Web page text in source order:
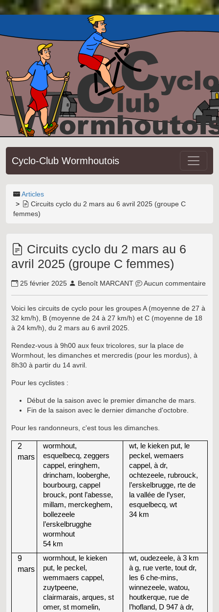
Cyclo-Club Wormhoutois
Articles
Circuits cyclo du 2 mars au 6 avril 2025 (groupe C
femmes)
Circuits cyclo du 2 mars au 6
avril 2025 (groupe C femmes)
25 février 2025 Benoît MARCANT Aucun commentaire
Voici les circuits de cyclo pour les groupes A (moyenne de 27 à
32 km/h), B (moyenne de 24 à 27 km/h) et C (moyenne de 18
à 24 km/h), du 2 mars au 6 avril 2025.
Rendez-vous à 9h00 aux feux tricolores, sur la place de
Wormhout, les dimanches et mercredis (pour les mordus), à
8h30 à partir du 14 avril.
Pour les cyclistes :
Début de la saison avec le premier dimanche de mars.
Fin de la saison avec le dernier dimanche d'octobre.
Pour les randonneurs, c'est tous les dimanches.
2
mars
wormhout,
esquelbecq, zeggers
cappel, eringhem,
drincham, looberghe,
bourbourg, cappel
brouck, pont l’abesse,
millam, merckeghem,
bollezeele
l’erskelbrugghe
wormhout
54 km
wt, le kieken put, le
peckel, wemaers
cappel, à dr,
ochtezeele, rubrouck,
l’erskelbrugge, rte de
la vallée de l’yser,
esquelbecq, wt
34 km
9
mars
wormhout, le kieken
put, le peckel,
wemmaers cappel,
zuytpeene,
clairmarais, arques, st
omer, st momelin,
wt, oudezeele, à 3 km
à g, rue verte, tout dr,
les 6 che-mins,
winnezeele, watou,
houtkerque, rue de
l’hofland, D 947 à dr,